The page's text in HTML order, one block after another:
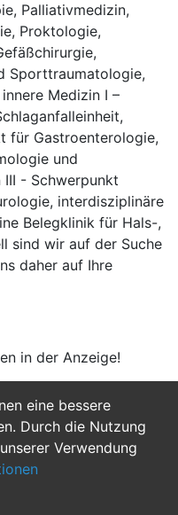
eine bessere
Durch die Nutzung
Verwendung
Palliativmedizin,
Proktologie,
Sporttraumatologie,
Medizin I –
für Gastroenterologie,
und
- Schwerpunkt
interdisziplinäre
Belegklinik für Hals-,
sind wir auf der Suche
daher auf Ihre
in der Anzeige!